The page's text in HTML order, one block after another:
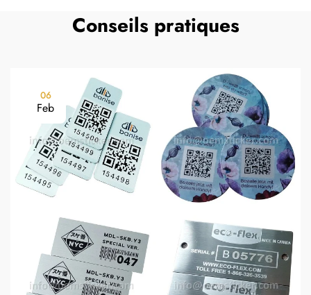
Conseils pratiques
06
Feb